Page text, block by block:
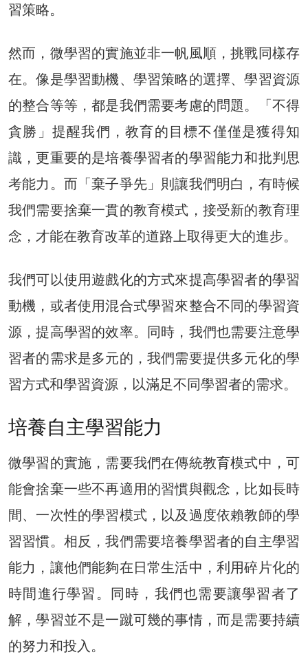
習策略。
然而，微學習的實施並非一帆風順，挑戰同樣存
在。像是學習動機、學習策略的選擇、學習資源
的整合等等，都是我們需要考慮的問題。「不得
貪勝」提醒我們，教育的目標不僅僅是獲得知
識，更重要的是培養學習者的學習能力和批判思
考能力。而「棄子爭先」則讓我們明白，有時候
我們需要捨棄一貫的教育模式，接受新的教育理
念，才能在教育改革的道路上取得更大的進步。
我們可以使用遊戲化的方式來提高學習者的學習
動機，或者使用混合式學習來整合不同的學習資
源，提高學習的效率。同時，我們也需要注意學
習者的需求是多元的，我們需要提供多元化的學
習方式和學習資源，以滿足不同學習者的需求。
培養自主學習能力
微學習的實施，需要我們在傳統教育模式中，可
能會捨棄一些不再適用的習慣與觀念，比如長時
間、一次性的學習模式，以及過度依賴教師的學
習習慣。相反，我們需要培養學習者的自主學習
能力，讓他們能夠在日常生活中，利用碎片化的
時間進行學習。同時，我們也需要讓學習者了
解，學習並不是一蹴可幾的事情，而是需要持續
的努力和投入。